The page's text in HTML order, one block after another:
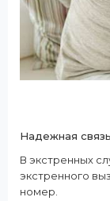
Надежная
В экстренных
экстренного
номер.